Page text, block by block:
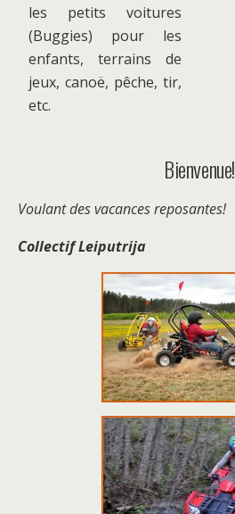
les petits voitures
(Buggies) pour les
enfants, terrains de
jeux, canoë, pêche, tir,
etc.
Bienvenue!
Voulant des vacances reposantes!
Collectif Leiputrija